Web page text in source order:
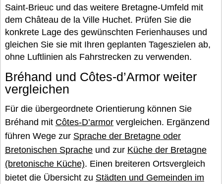
Saint-Brieuc und das weitere Bretagne-Umfeld mit
dem Château de la Ville Huchet. Prüfen Sie die
konkrete Lage des gewünschten Ferienhauses und
gleichen Sie sie mit Ihren geplanten Tageszielen ab,
ohne Luftlinien als Fahrstrecken zu verwenden.
Bréhand und Côtes-d’Armor weiter
vergleichen
Für die übergeordnete Orientierung können Sie
Bréhand mit Côtes-D’armor vergleichen. Ergänzend
führen Wege zur Sprache der Bretagne oder
Bretonischen Sprache und zur Küche der Bretagne
(bretonische Küche). Einen breiteren Ortsvergleich
bietet die Übersicht zu Städten und Gemeinden im